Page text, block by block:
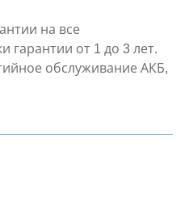
на все
гарантии от 1 до 3 лет.
обслуживание АКБ,